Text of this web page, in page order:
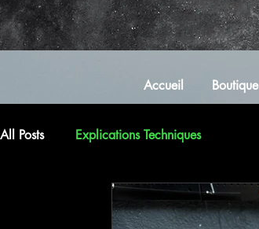
Accueil
All Posts Explications Techniques